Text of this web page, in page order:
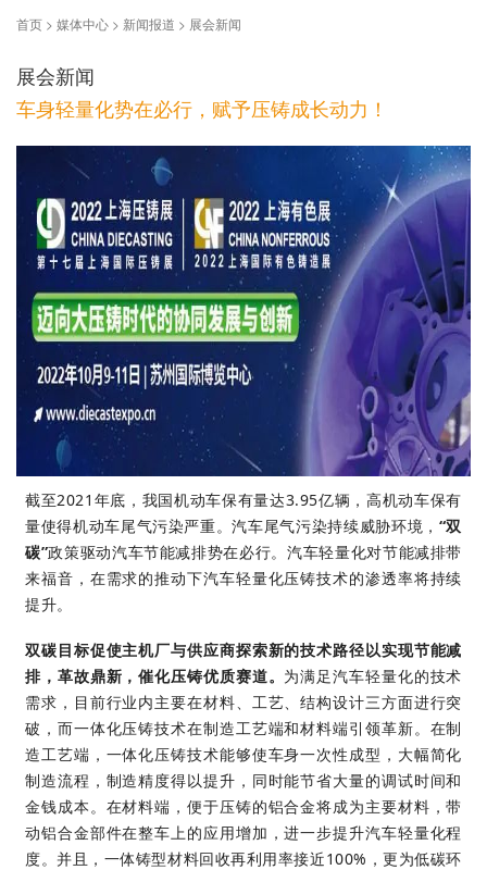
首页 > 媒体中心 > 新闻报道 > 展会新闻
展会新闻
车身轻量化势在必行，赋予压铸成长动力！
截至2021年底，我国机动车保有量达3.95亿辆，高机动车保有
量使得机动车尾气污染严重。汽车尾气污染持续威胁环境， “双
碳”政策驱动汽车节能减排势在必行。汽车轻量化对节能减排带
来福音，在需求的推动下汽车轻量化压铸技术的渗透率将持续
提升。
双碳目标促使主机厂与供应商探索新的技术路径以实现节能减
排，革故鼎新，催化压铸优质赛道。 为满足汽车轻量化的技术
需求，目前行业内主要在材料、工艺、结构设计三方面进行突
破，而一体化压铸技术在制造工艺端和材料端引领革新。在制
造工艺端，一体化压铸技术能够使车身一次性成型，大幅简化
制造流程，制造精度得以提升，同时能节省大量的调试时间和
金钱成本。在材料端，便于压铸的铝合金将成为主要材料，带
动铝合金部件在整车上的应用增加，进一步提升汽车轻量化程
度。并且，一体铸型材料回收再利用率接近100%，更为低碳环